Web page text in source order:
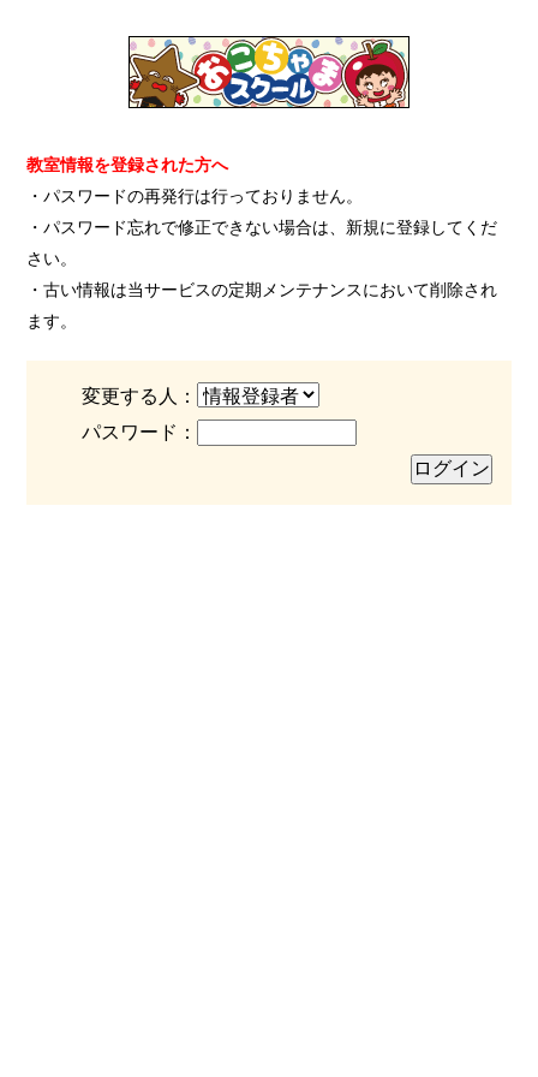
教室情報を登録された方へ
・パスワードの再発行は行っておりません。
・パスワード忘れで修正できない場合は、新規に登録してくだ
さい。
・古い情報は当サービスの定期メンテナンスにおいて削除され
ます。
変更する人：
パスワード：